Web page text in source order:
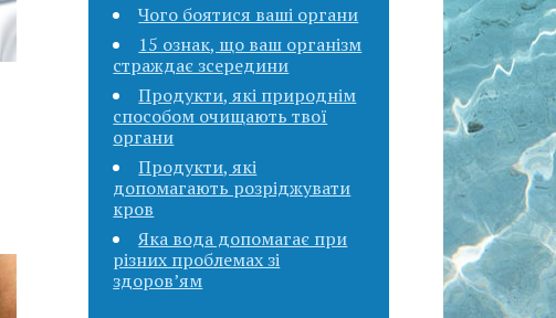
Чого боятися ваші органи
15 ознак, що ваш організм
страждає зсередини
Продукти, які природнім
способом очищають твої
органи
Продукти, які
допомагають розріджувати
кров
Яка вода допомагає при
різних проблемах зі
здоров’ям